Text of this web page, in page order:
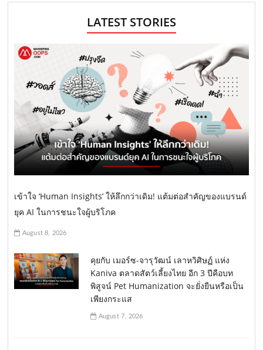
LATEST STORIES
เข้าใจ ‘Human Insights’ ให้ลึกกว่าเดิม! แต้มต่อสำคัญของแบรนด์
ยุค AI ในการชนะใจผู้บริโภค
August 8, 2026
คุยกับ เมอร์ซ-จารุวัฒน์ เลาหวิศิษฏ์ แห่ง
Kaniva ตลาดสัตว์เลี้ยงไทย อีก 3 ปีคือบท
พิสูจน์ Pet Humanization จะยั่งยืนหรือเป็น
เพียงกระแส
August 7, 2026